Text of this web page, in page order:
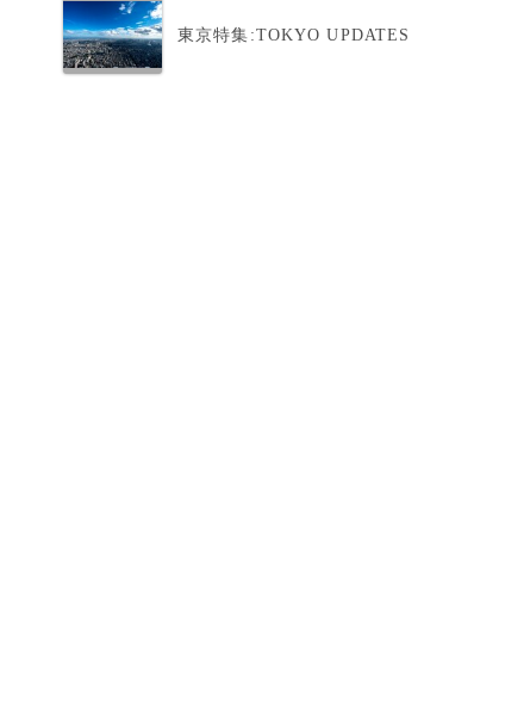
東京特集:TOKYO UPDATES